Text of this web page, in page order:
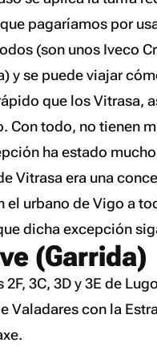
pagaríamos por
(son unos Iveco
y se puede viajar
que los Vitrasa,
Con todo, no tienen
ha estado
Vitrasa era una
el urbano de Vigo a
dicha excepción
(Garrida)
2F, 3C, 3D y 3E de
Valadares con la